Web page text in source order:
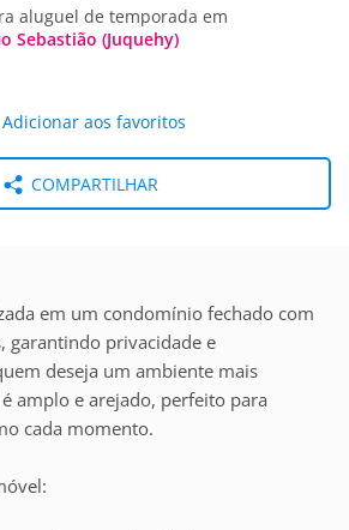
aluguel de temporada em
Sebastião (Juquehy)
Adicionar aos favoritos
COMPARTILHAR
em um condomínio fechado com
garantindo privacidade e
deseja um ambiente mais
amplo e arejado, perfeito para
cada momento.